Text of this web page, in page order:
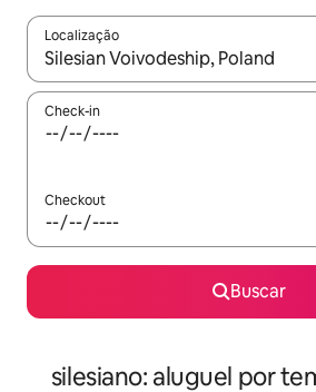
Localização
Quando os resultados estiverem
Check-in
Checkout
Buscar
silesiano: aluguel por